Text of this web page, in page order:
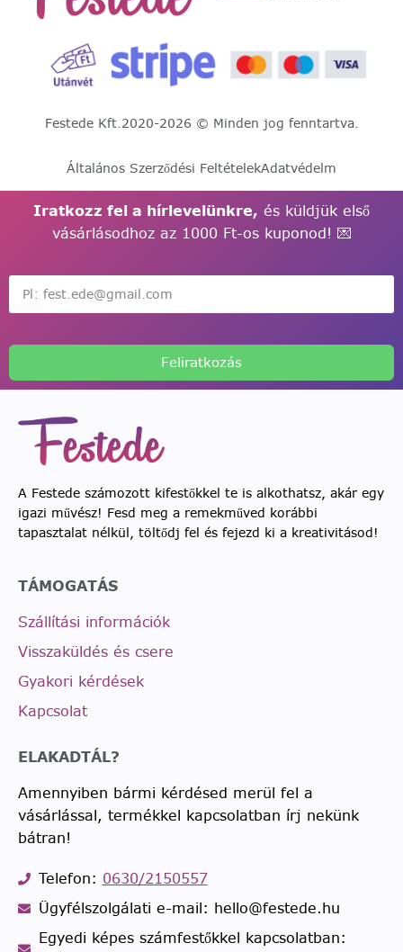
Festede Kft.2020-2026 © Minden jog fenntartva.
Általános Szerződési FeltételekAdatvédelm
Iratkozz fel a hírlevelünkre, és küldjük első
vásárlásodhoz az 1000 Ft-os kuponod! 💌
Feliratkozás
A Festede számozott kifestőkkel te is alkothatsz, akár egy
igazi művész! Fesd meg a remekműved korábbi
tapasztalat nélkül, töltődj fel és fejezd ki a kreativitásod!
TÁMOGATÁS
Szállítási információk
Visszaküldés és csere
Gyakori kérdések
Kapcsolat
ELAKADTÁL?
Amennyiben bármi kérdésed merül fel a
vásárlással, termékkel kapcsolatban írj nekünk
bátran!
Telefon: 0630/2150557
Ügyfélszolgálati e-mail: hello@festede.hu
Egyedi képes számfestőkkel kapcsolatban: